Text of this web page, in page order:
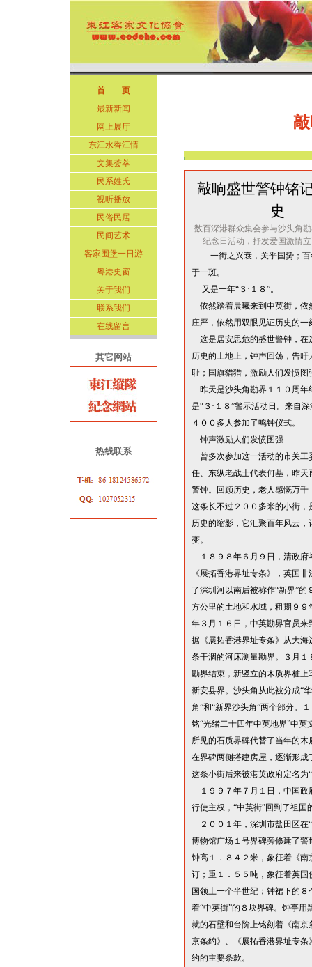
首 页
最新新闻
网上展厅
东江水香江情
文集荟萃
民系姓氏
视听播放
民俗民居
民间艺术
客家围堡一日游
粤港史窗
关于我们
联系我们
在线留言
其它网站
热线联系
敲响盛世警钟铭
史
数百深港群众集会参与沙头角
纪念日活动，抒发爱国激情
一街之兴衰，关乎国势；
于一斑。
又是一年“ ３ · １ ８”。
依然踏着晨曦来到中英街，依
庄严，依然用双眼见证历史的一
这是居安思危的盛世警钟，在
历史的土地上，钟声回荡，告吁
耻；国旗猎猎，激励人们发愤图
昨天是沙头角勘界１１０周年
是“ ３ · １ ８”警示活动日。来自
４００多人参加了鸣钟仪式。
钟声激励人们发愤图强
曾多次参加这一活动的市关工
任、东纵老战士代表何基，昨天
警钟。回顾历史，老人感慨万千
这条长不过２００多米的小街，
历史的缩影，它汇聚百年风云，
变。
１８９８年６月９日，清政府
《展拓香港界址专条》，英国
了深圳河以南后被称作“新界”的
方公里的土地和水域，租期９９
年３月１６日，中英勘界官员来
据《展拓香港界址专条》从大海
条干涸的河床测量勘界。３月１
勘界结束，新竖立的木质界桩上
新安县界。沙头角从此被分成“
角”和“新界沙头角”两个部分。
铭“光绪二十四年中英地界”中英
所见的石质界碑代替了当年的木
在界碑两侧搭建房屋，逐渐形成
这条小街后来被港英政府定名为“
１９９７年７月１日，中国政
行使主权， “中英街”回到了祖国
２００１年，深圳市盐田区在“
博物馆广场１号界碑旁修建了警
钟高１．８４ ２米 ，象征着《
订；重１．５５吨，象征着英国
国领土一个半世纪；钟裙下的８
着“中英街”的８块界碑。钟亭用
就的石壁和台阶上铭刻着《南京
京条约》、《展拓香港界址专条
约的主要条款。